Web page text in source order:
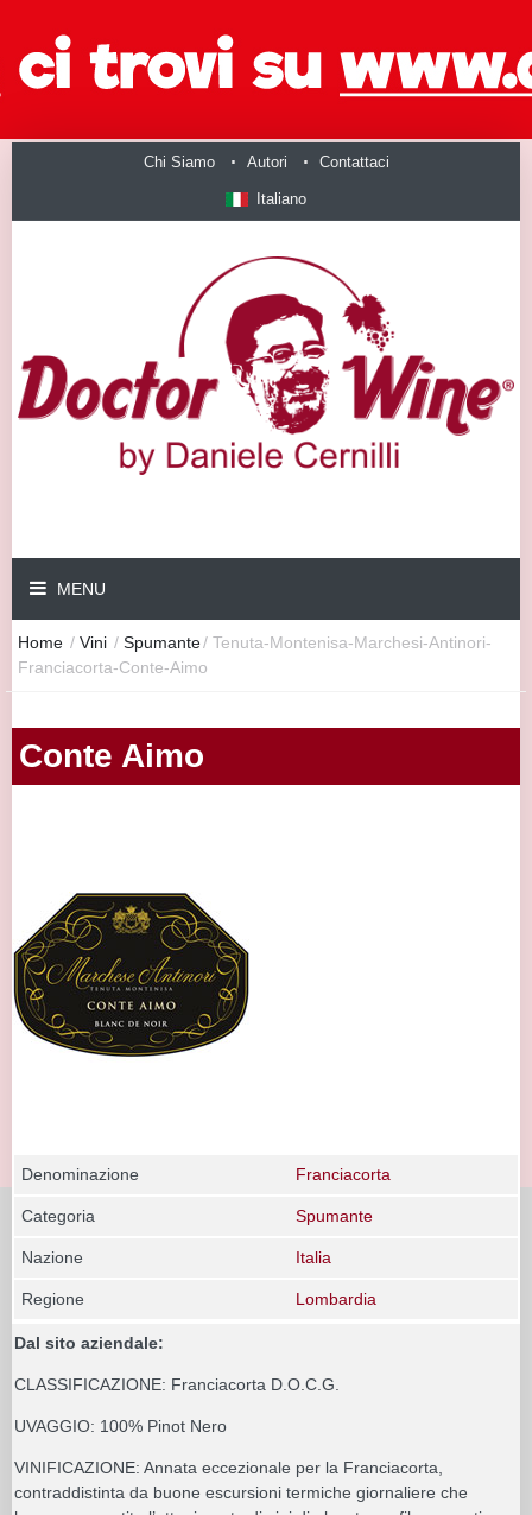
Chi Siamo Autori Contattaci
Italiano
MENU
Home / Vini / Spumante/ Tenuta-Montenisa-Marchesi-Antinori-
Franciacorta-Conte-Aimo
Conte Aimo
Denominazione Franciacorta
Categoria Spumante
Nazione Italia
Regione Lombardia
Dal sito aziendale:
CLASSIFICAZIONE: Franciacorta D.O.C.G.
UVAGGIO: 100% Pinot Nero
VINIFICAZIONE: Annata eccezionale per la Franciacorta,
contraddistinta da buone escursioni termiche giornaliere che